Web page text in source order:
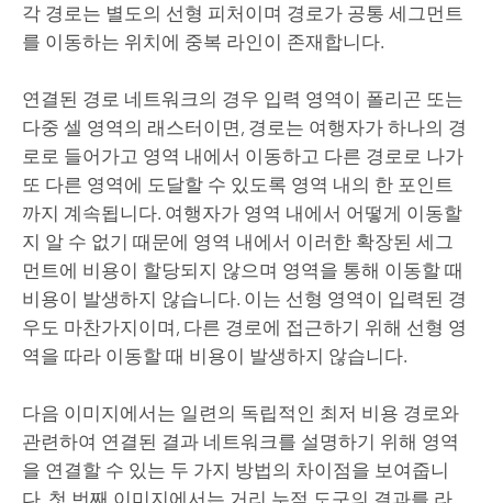
각 경로는 별도의 선형 피처이며 경로가 공통 세그먼트
를 이동하는 위치에 중복 라인이 존재합니다.
연결된 경로 네트워크의 경우 입력 영역이 폴리곤 또는
다중 셀 영역의 래스터이면, 경로는 여행자가 하나의 경
로로 들어가고 영역 내에서 이동하고 다른 경로로 나가
또 다른 영역에 도달할 수 있도록 영역 내의 한 포인트
까지 계속됩니다. 여행자가 영역 내에서 어떻게 이동할
지 알 수 없기 때문에 영역 내에서 이러한 확장된 세그
먼트에 비용이 할당되지 않으며 영역을 통해 이동할 때
비용이 발생하지 않습니다. 이는 선형 영역이 입력된 경
우도 마찬가지이며, 다른 경로에 접근하기 위해 선형 영
역을 따라 이동할 때 비용이 발생하지 않습니다.
다음 이미지에서는 일련의 독립적인 최저 비용 경로와
관련하여 연결된 결과 네트워크를 설명하기 위해 영역
을 연결할 수 있는 두 가지 방법의 차이점을 보여줍니